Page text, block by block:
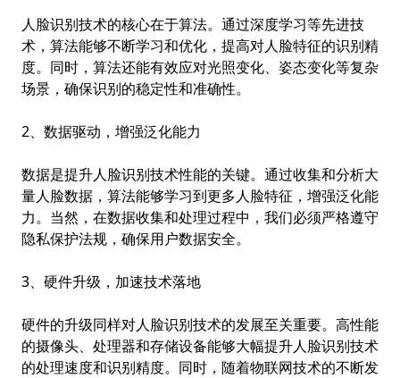
人脸识别技术的核心在于算法。通过深度学习等先进技
术，算法能够不断学习和优化，提高对人脸特征的识别精
度。同时，算法还能有效应对光照变化、姿态变化等复杂
场景，确保识别的稳定性和准确性。
2、数据驱动，增强泛化能力
数据是提升人脸识别技术性能的关键。通过收集和分析大
量人脸数据，算法能够学习到更多人脸特征，增强泛化能
力。当然，在数据收集和处理过程中，我们必须严格遵守
隐私保护法规，确保用户数据安全。
3、硬件升级，加速技术落地
硬件的升级同样对人脸识别技术的发展至关重要。高性能
的摄像头、处理器和存储设备能够大幅提升人脸识别技术
的处理速度和识别精度。同时，随着物联网技术的不断发